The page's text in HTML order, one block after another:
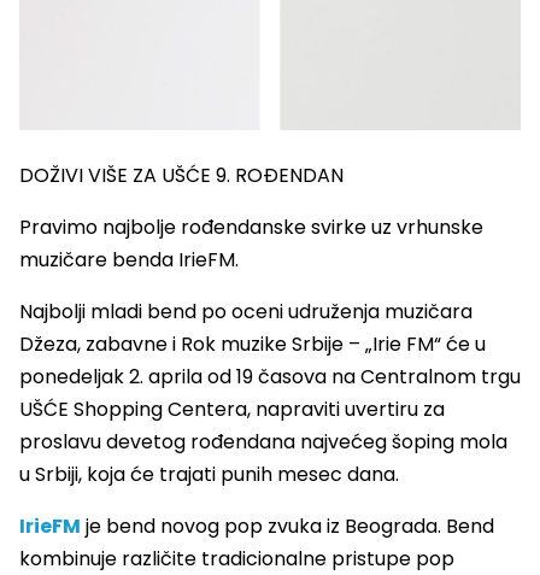
DOŽIVI VIŠE ZA UŠĆE 9. ROĐENDAN
Pravimo najbolje rođendanske svirke uz vrhunske
muzičare benda IrieFM.
Najbolji mladi bend po oceni udruženja muzičara
Džeza, zabavne i Rok muzike Srbije – „Irie FM“ će u
ponedeljak 2. aprila od 19 časova na Centralnom trgu
UŠĆE Shopping Centera, napraviti uvertiru za
proslavu devetog rođendana najvećeg šoping mola
u Srbiji, koja će trajati punih mesec dana.
IrieFM je bend novog pop zvuka iz Beograda. Bend
kombinuje različite tradicionalne pristupe pop